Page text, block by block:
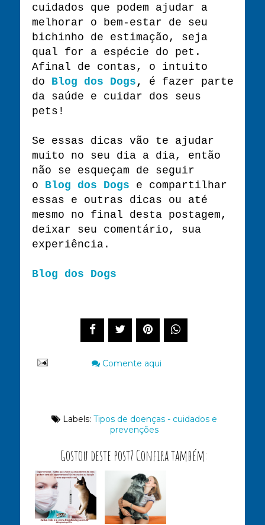
cuidados que podem ajudar a
melhorar o bem-estar de seu
bichinho de estimação, seja
qual for a espécie do pet.
Afinal de contas, o intuito
do Blog dos Dogs ,
é fazer parte
da saúde e cuidar dos seus
pets!
Se essas dicas vão te ajudar
muito no seu dia a dia, então
não se esqueçam de seguir
o Blog dos Dogs e compartilhar
essas e outras dicas ou até
mesmo no final desta postagem,
deixar seu comentário, sua
experiência.
Blog dos Dogs
Comente aqui
Labels: Tipos de doenças - cuidados e
prevenções
Gostou deste post? Confira também: